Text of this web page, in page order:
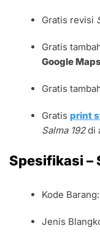
Gratis revisi
Gratis
Google Maps
Gratis
Gratisprint
Salma 192di
Spesifikasi –
Kode
Jenis